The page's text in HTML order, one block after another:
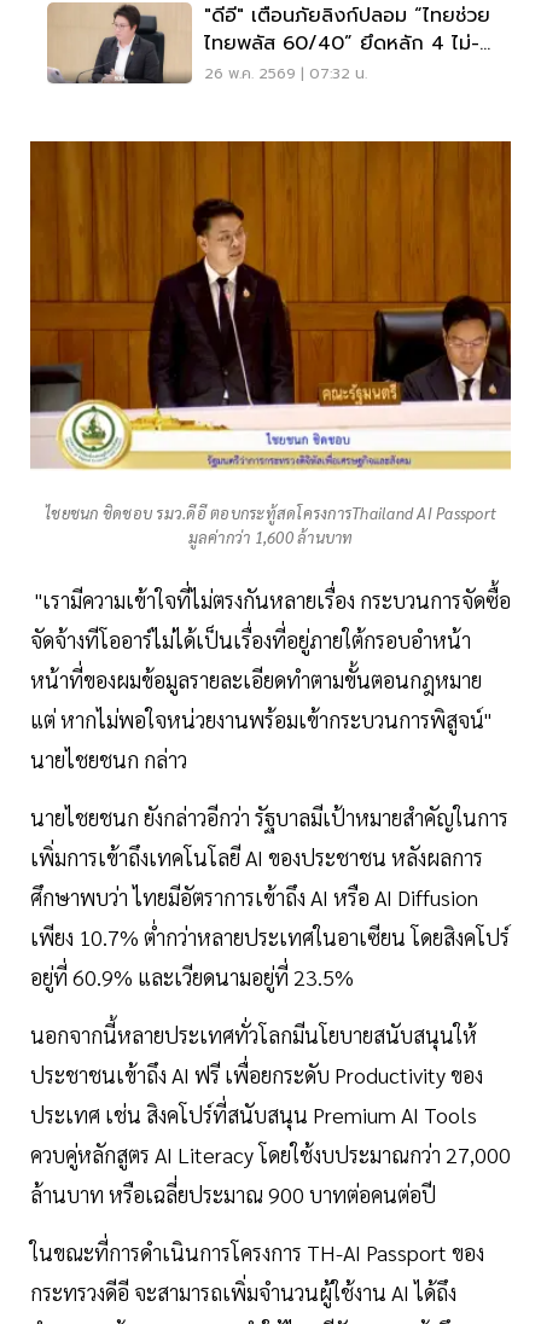
"ดีอี" เตือนภัยลิงก์ปลอม “ไทยช่วย
ไทยพลัส 60/40” ยึดหลัก 4 ไม่-
ลงทะเบียนผ่านแอปจริง
26 พ.ค. 2569 | 07:32 น.
ไชยชนก ชิดชอบ รมว.ดีอี ตอบกระทู้สดโครงการThailand AI Passport
มูลค่ากว่า 1,600 ล้านบาท
"เรามีความเข้าใจที่ไม่ตรงกันหลายเรื่อง กระบวนการจัดซื้อ
จัดจ้างทีโออาร์ไม่ได้เป็นเรื่องที่อยู่ภายใต้กรอบอำหน้า
หน้าที่ของผมข้อมูลรายละเอียดทำตามขั้นตอนกฎหมาย
แต่ หากไม่พอใจหน่วยงานพร้อมเข้ากระบวนการพิสูจน์"
นายไชยชนก กล่าว
นายไชยชนก ยังกล่าวอีกว่า รัฐบาลมีเป้าหมายสำคัญในการ
เพิ่มการเข้าถึงเทคโนโลยี AI ของประชาชน หลังผลการ
ศึกษาพบว่า ไทยมีอัตราการเข้าถึง AI หรือ AI Diffusion
เพียง 10.7% ต่ำกว่าหลายประเทศในอาเซียน โดยสิงคโปร์
อยู่ที่ 60.9% และเวียดนามอยู่ที่ 23.5%
นอกจากนี้หลายประเทศทั่วโลกมีนโยบายสนับสนุนให้
ประชาชนเข้าถึง AI ฟรี เพื่อยกระดับ Productivity ของ
ประเทศ เช่น สิงคโปร์ที่สนับสนุน Premium AI Tools
ควบคู่หลักสูตร AI Literacy โดยใช้งบประมาณกว่า 27,000
ล้านบาท หรือเฉลี่ยประมาณ 900 บาทต่อคนต่อปี
ในขณะที่การดำเนินการโครงการ TH-AI Passport ของ
กระทรวงดีอี จะสามารถเพิ่มจำนวนผู้ใช้งาน AI ได้ถึง